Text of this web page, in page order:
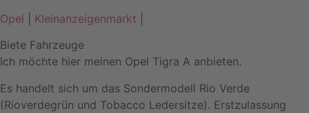
Opel Kleinanzeigenmarkt
Biete Fahrzeuge
Ich möchte hier meinen Opel Tigra A anbieten.
Es handelt sich um das Sondermodell Rio Verde
(Rioverdegrün und Tobacco Ledersitze). Erstzulassung